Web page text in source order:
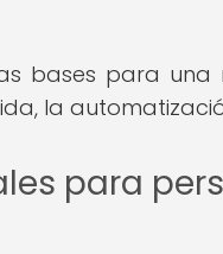
bases para
la
para